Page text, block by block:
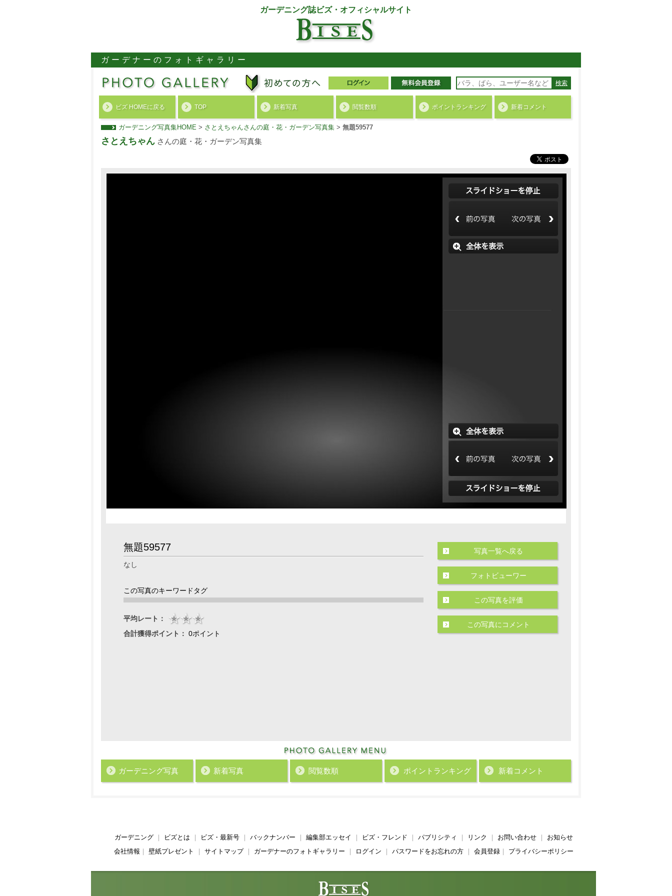
ガーデニング誌ビズ・オフィシャルサイト
ガーデナーのフォトギャラリー
検索
ビズ HOMEに戻る TOP 新着写真 閲覧数順 ポイント ランキング 新着コメント
ガーデニング写真集HOME > さとえちゃんさんの庭・花・ガーデン写真集 > 無題59577
さとえちゃん さんの庭・花・ガーデン写真集
無題59577
なし
この写真のキーワードタグ
平均レート：
合計獲得ポイント： 0ポイント
写真一覧へ戻る
フォトビューワー
この写真を評価
この写真にコメント
ガーデニング写真 新着写真 閲覧数順 ポイント ランキング 新着コメント
ガーデニング｜ ビズとは ビズ・最新号｜ バックナンバー 編集部エッセイ ビズ・フレンド パブリシティ リンク お問い合わせ｜ お知らせ
会社情報
壁紙プレゼント サイトマップ｜ ガーデナーのフォトギャラリー ログイン パスワードをお忘れの方｜ 会員登録｜ プライバシーポリシー